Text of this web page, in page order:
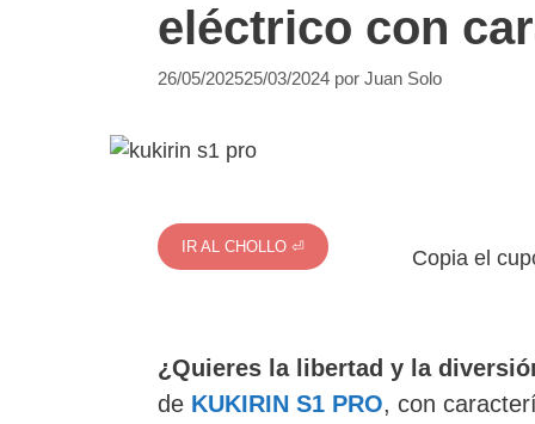
eléctrico con
26/05/202525/03/2024 por Juan Solo
IR AL CHOLLO ⏎ Copia el
¿Quieres la libertad y la
de KUKIRIN S1 PRO, con